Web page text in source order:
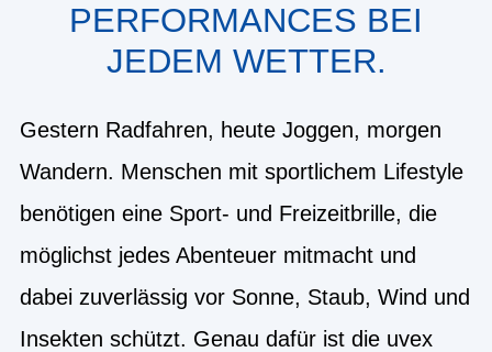
PERFORMANCES BEI
JEDEM WETTER.
Gestern Radfahren, heute Joggen, morgen
Wandern. Menschen mit sportlichem Lifestyle
benötigen eine Sport- und Freizeitbrille, die
möglichst jedes Abenteuer mitmacht und
dabei zuverlässig vor Sonne, Staub, Wind und
Insekten schützt. Genau dafür ist die uvex